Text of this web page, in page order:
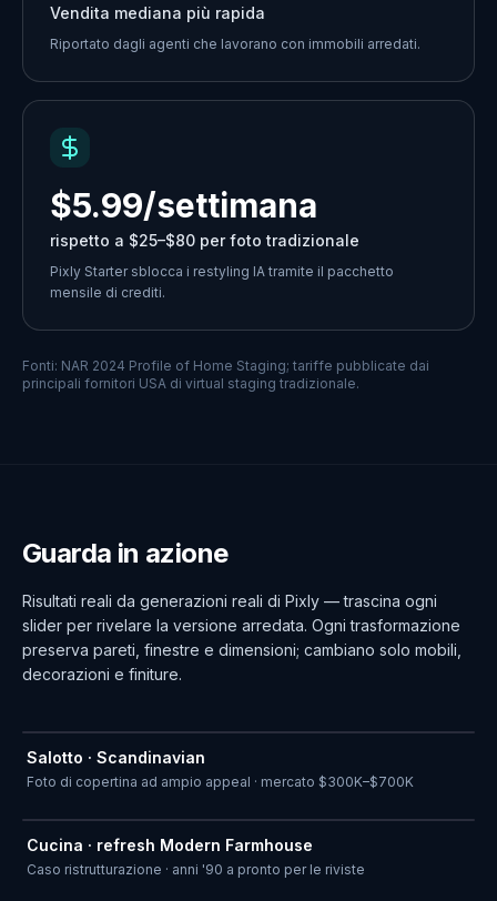
Vendita mediana più rapida
Riportato dagli agenti che lavorano con immobili arredati.
$5.99/settimana
rispetto a $25–$80 per foto tradizionale
Pixly Starter sblocca i restyling IA tramite il pacchetto
mensile di crediti.
Fonti: NAR 2024 Profile of Home Staging; tariffe pubblicate dai
principali fornitori USA di virtual staging tradizionale.
Guarda in azione
Risultati reali da generazioni reali di Pixly — trascina ogni
slider per rivelare la versione arredata. Ogni trasformazione
preserva pareti, finestre e dimensioni; cambiano solo mobili,
decorazioni e finiture.
PRIMA
Salotto · Scandinavian
Foto di copertina ad ampio appeal · mercato $300K–$700K
PRIMA
Cucina · refresh Modern Farmhouse
Caso ristrutturazione · anni '90 a pronto per le riviste